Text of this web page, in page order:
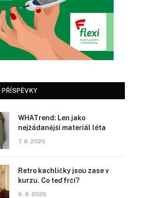
PŘÍSPĚVKY
WHATrend: Len jako
nejžádanější materiál léta
7. 8. 2026
Retro kachličky jsou zase v
kurzu. Co teď frčí?
6. 8. 2026